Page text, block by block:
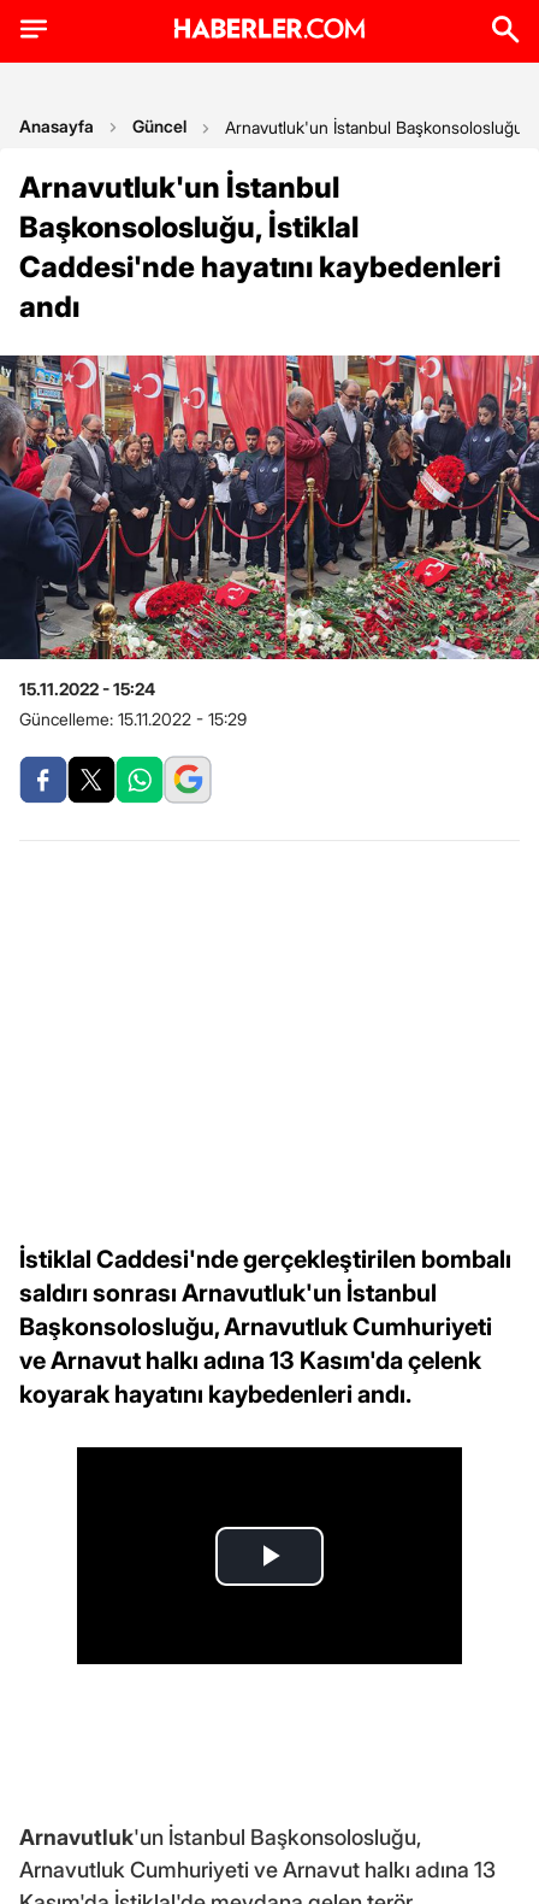
Anasayfa Güncel Arnavutluk'un İstanbul Başkonsolosluğu,
Arnavutluk'un İstanbul
Başkonsolosluğu, İstiklal
Caddesi'nde hayatını kaybedenleri
andı
15.11.2022 - 15:24
Güncelleme: 15.11.2022 - 15:29
İstiklal Caddesi'nde gerçekleştirilen bombalı
saldırı sonrası Arnavutluk'un İstanbul
Başkonsolosluğu, Arnavutluk Cumhuriyeti
ve Arnavut halkı adına 13 Kasım'da çelenk
koyarak hayatını kaybedenleri andı.
Arnavutluk'un İstanbul Başkonsolosluğu,
Arnavutluk Cumhuriyeti ve Arnavut halkı adına 13